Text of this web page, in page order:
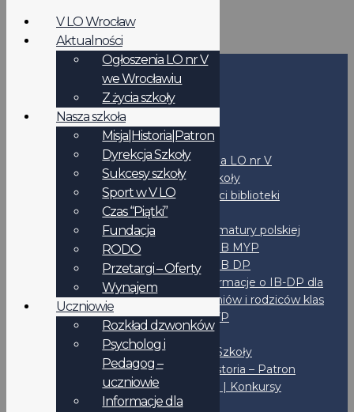
Szkoła
Aktualności
Ogłoszenia LO nr V
Z życia szkoły
Aktualności biblioteki
Programy
Program matury polskiej
Program IB MYP
Program IB DP
Informacje o IB-DP dla
uczniów i rodziców klas
2MYP
Liceum
Dyrekcja Szkoły
Misja – Historia – Patron
Inicjatywy | Konkursy
Biblioteka
V LO Wrocław
Aktualności
Ogłoszenia LO nr V
we Wrocławiu
Z życia szkoły
Nasza szkoła
Misja|Historia|Patron
Dyrekcja Szkoły
Sukcesy szkoły
Sport w V LO
Czas “Piątki”
Fundacja
RODO
Przetargi – Oferty
Wynajem
Uczniowie
Rozkład dzwonków
Psycholog i
Pedagog –
uczniowie
Informacje dla